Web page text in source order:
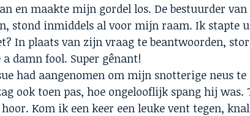
en maakte mijn gordel los. De bestuurder van
stond inmiddels al voor mijn raam. Ik stapte
In plaats van zijn vraag te beantwoorden,
damn fool. Super gênant!
had aangenomen om mijn snotterige neus te
ook toen pas, hoe ongelooflijk spang hij was.
Kom ik een keer een leuke vent tegen,